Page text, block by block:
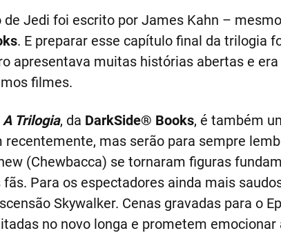
de Jedi foi escrito por James Kahn –
. E preparar esse capítulo final da trilogia
apresentava muitas histórias abertas e
filmes.
Trilogia, da DarkSide® Books, é também
mas serão para sempre
(Chewbacca) se tornaram figuras
Para os espectadores ainda mais
Skywalker. Cenas gravadas para o
no novo longa e prometem emocionar